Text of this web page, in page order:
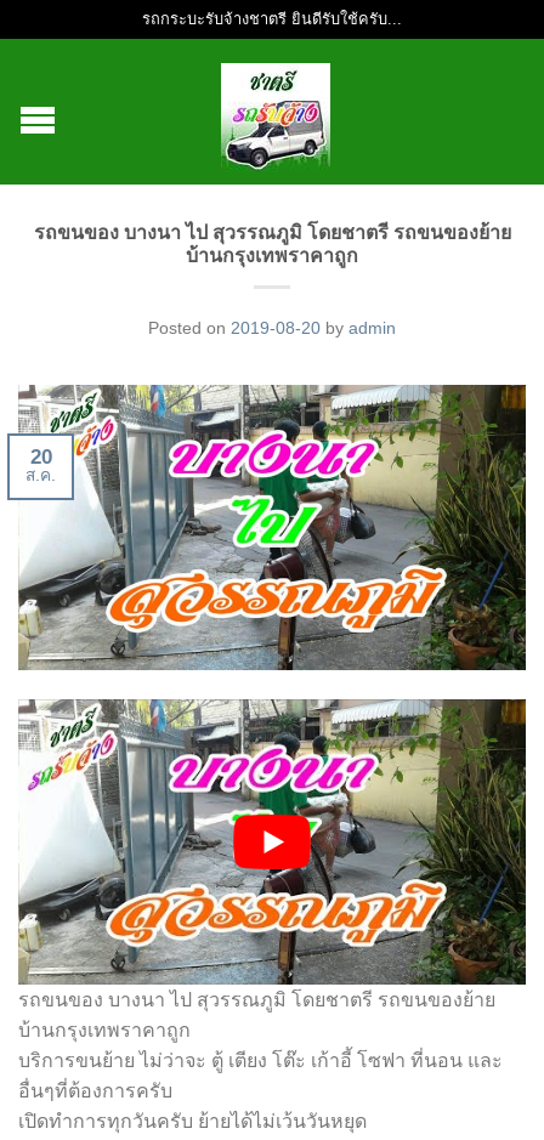
รถกระบะรับจ้างชาตรี ยินดีรับใช้ครับ...
รถขนของ บางนา ไป สุวรรณภูมิ โดยชาตรี รถขนของย้าย
บ้านกรุงเทพราคาถูก
Posted on 2019-08-20 by admin
20
ส.ค.
รถขนของ บางนา ไป สุวรรณภูมิ โดยชาตรี รถขนของย้าย
บ้านกรุงเทพราคาถูก
บริการขนย้าย ไม่ว่าจะ ตู้ เตียง โต๊ะ เก้าอี้ โซฟา ที่นอน และ
อื่นๆที่ต้องการครับ
เปิดทำการทุกวันครับ ย้ายได้ไม่เว้นวันหยุด